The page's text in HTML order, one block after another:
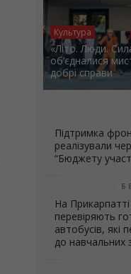
Культура
«Літо. Люди.
об’єдналися
добрі справи
Підтримка
реалізували
“Бюджету
На
перевіряють
автобусів, які
до навчальних